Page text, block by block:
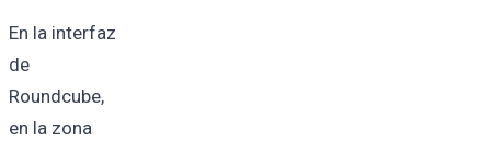
En la interfaz
de
Roundcube,
en la zona